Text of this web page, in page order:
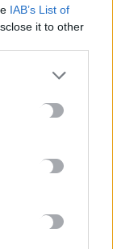
IAB’s List of
it to other